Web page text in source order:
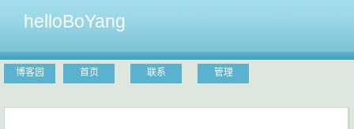
helloBoYang
博客园 首页 联系 管理